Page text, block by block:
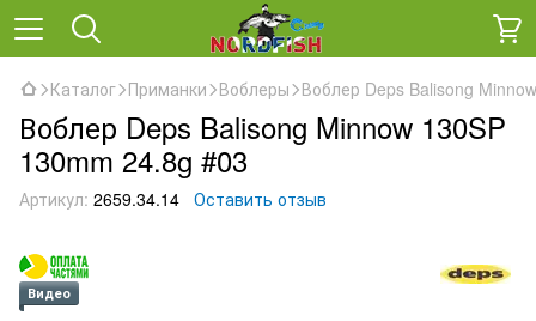
Каталог Приманки Воблеры Воблер Deps Balisong
Воблер Deps Balisong Minnow 130SP
130mm 24.8g #03
Артикул: 2659.34.14 Оставить отзыв
Видео